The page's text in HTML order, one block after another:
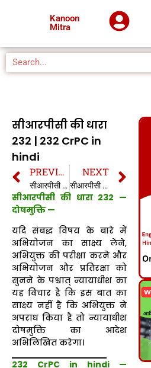
Kanoon
Mitra
सीआरपीसी की धारा
232 | 232 CrPC in
hindi
PREVIOUS
सीआरपीसी की धारा 231 | 231 CrPC in hindi
NEXT
सीआरपीसी की धारा 233 | 233 CrPC in hindi
सीआरपीसी की धारा 232 —
दोषमुक्ति —
यदि संबद्ध विषय के बारे में
अभियोजन का साक्ष्य लेने,
अभियुक्त की परीक्षा करने और
अभियोजन और प्रतिरक्षा को
सुनने के पश्चात् न्यायाधीश का
यह विचार है कि इस बात का
साक्ष्य नहीं है कि अभियुक्त ने
अपराध किया है तो न्यायाधीश
दोषमुक्ति का आदेश
अभिलिखित करेगा।
232 CrPC in hindi —